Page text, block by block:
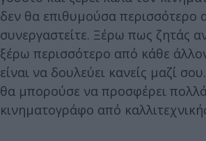
δεν θα επιθυμούσα περισσότερο
συνεργαστείτε. Ξέρω πως ζητάς
ξέρω περισσότερο από κάθε
είναι να δουλεύει κανείς μαζί
θα μπορούσε να προσφέρει
κινηματογράφο από